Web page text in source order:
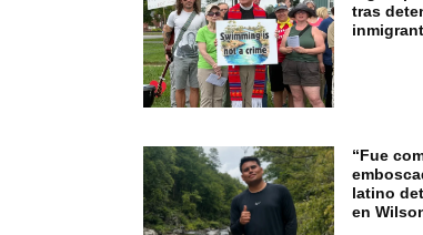
tras
“Fue
latino
en